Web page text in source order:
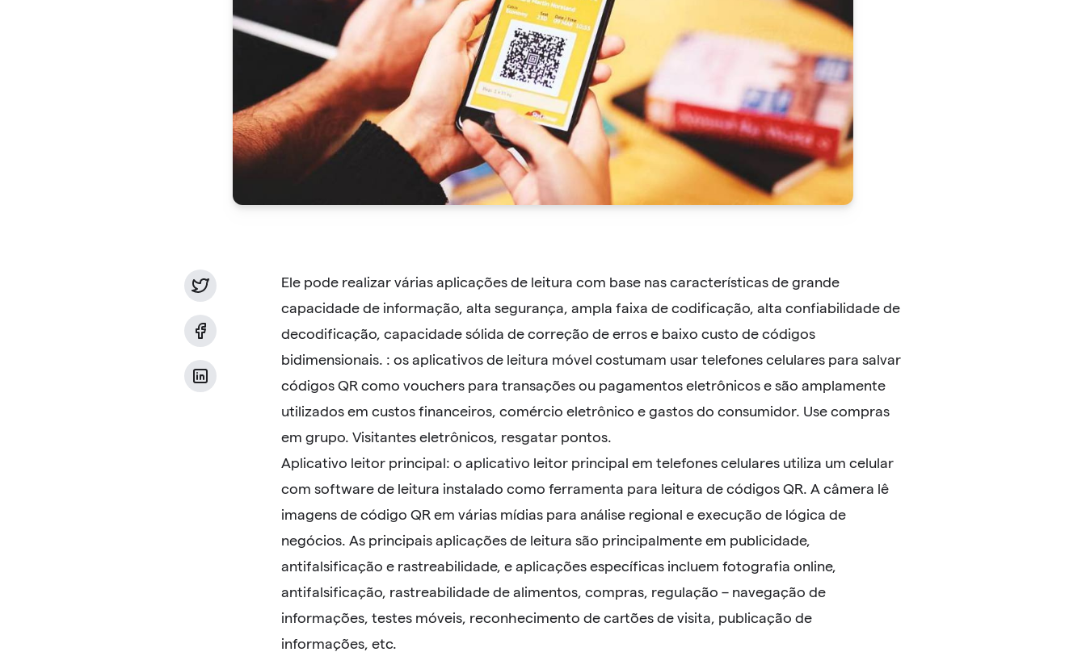
Ele pode realizar várias aplicações de leitura com base nas características de grande
capacidade de informação, alta segurança, ampla faixa de codificação, alta confiabilidade de
decodificação, capacidade sólida de correção de erros e baixo custo de códigos
bidimensionais. : os aplicativos de leitura móvel costumam usar telefones celulares para salvar
códigos QR como vouchers para transações ou pagamentos eletrônicos e são amplamente
utilizados em custos financeiros, comércio eletrônico e gastos do consumidor. Use compras
em grupo. Visitantes eletrônicos, resgatar pontos.
Aplicativo leitor principal: o aplicativo leitor principal em telefones celulares utiliza um celular
com software de leitura instalado como ferramenta para leitura de códigos QR. A câmera lê
imagens de código QR em várias mídias para análise regional e execução de lógica de
negócios. As principais aplicações de leitura são principalmente em publicidade,
antifalsificação e rastreabilidade, e aplicações específicas incluem fotografia online,
antifalsificação, rastreabilidade de alimentos, compras, regulação – navegação de
informações, testes móveis, reconhecimento de cartões de visita, publicação de
informações, etc.